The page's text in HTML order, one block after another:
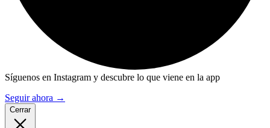
Síguenos en Instagram y descubre lo que viene en la app
Seguir ahora →
Cerrar